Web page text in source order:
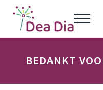
Door naar de hoofd inhoud
Skip to header left
Skip to header right
Skip to site footer
Dea Dia Delft
Netwerk vrouwelijke
Menu
BEDANKT